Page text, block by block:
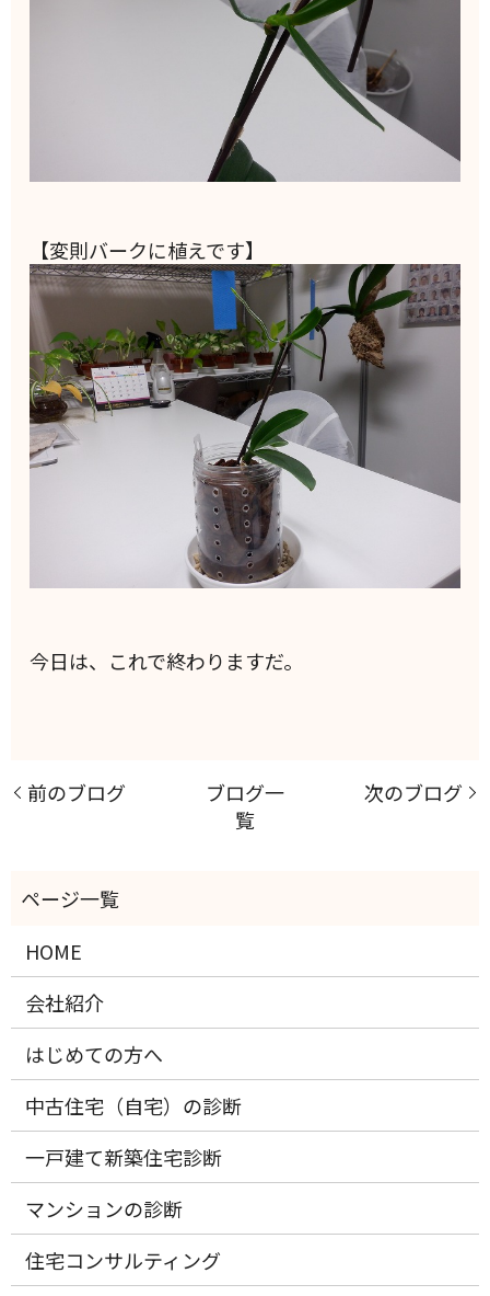
【変則バークに植えです】
今日は、これで終わりますだ。
前のブログ
ブログ一
覧
次のブログ
HOME
会社紹介
はじめての方へ
中古住宅（自宅）の診断
一戸建て新築住宅診断
マンションの診断
住宅コンサルティング